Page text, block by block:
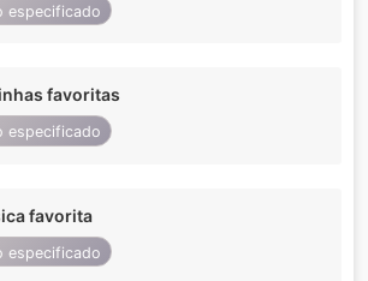
especificado
favoritas
especificado
favorita
especificado